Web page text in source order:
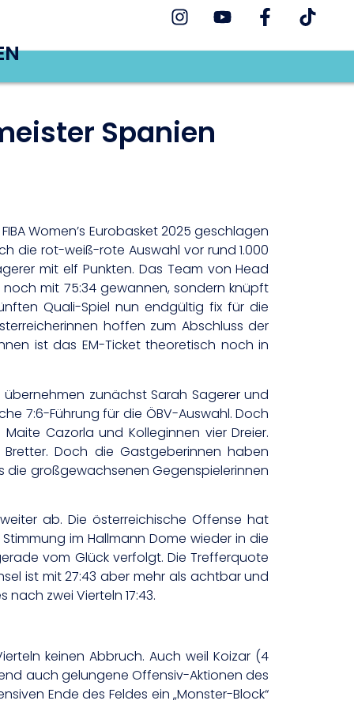
Spanien
Women’s Eurobasket 2025 geschlagen
die rot-weiß-rote Auswahl vor rund 1.000
mit elf Punkten. Das Team von Head
mit 75:34 gewannen, sondern knüpft
Quali-Spiel nun endgültig fix für die
hoffen zum Abschluss der
ist das EM-Ticket theoretisch noch in
zunächst Sarah Sagerer und
7:6-Führung für die ÖBV-Auswahl. Doch
Cazorla und Kolleginnen vier Dreier.
Doch die Gastgeberinnen haben
die großgewachsenen Gegenspielerinnen
ab. Die österreichische Offense hat
im Hallmann Dome wieder in die
vom Glück verfolgt. Die Trefferquote
ist mit 27:43 aber mehr als achtbar und
zwei Vierteln 17:43.
keinen Abbruch. Auch weil Koizar (4
auch gelungene Offensiv-Aktionen des
Ende des Feldes ein „Monster-Block“